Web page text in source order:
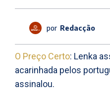
por Redacção
O Preço Certo: Lenka
acarinhada pelos
assinalou.